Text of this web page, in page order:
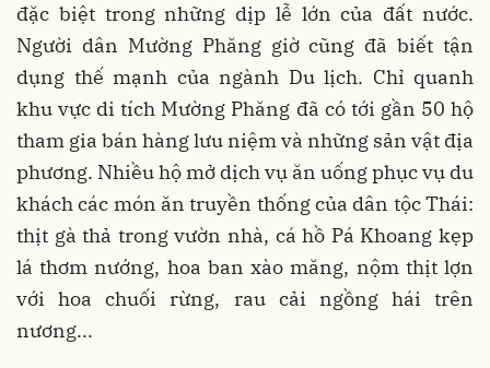
đặc biệt trong những dịp lễ lớn của đất nước.
Người dân Mường Phăng giờ cũng đã biết tận
dụng thế mạnh của ngành Du lịch. Chỉ quanh
khu vực di tích Mường Phăng đã có tới gần 50 hộ
tham gia bán hàng lưu niệm và những sản vật địa
phương. Nhiều hộ mở dịch vụ ăn uống phục vụ du
khách các món ăn truyền thống của dân tộc Thái:
thịt gà thả trong vườn nhà, cá hồ Pá Khoang kẹp
lá thơm nướng, hoa ban xào măng, nộm thịt lợn
với hoa chuối rừng, rau cải ngồng hái trên
nương...